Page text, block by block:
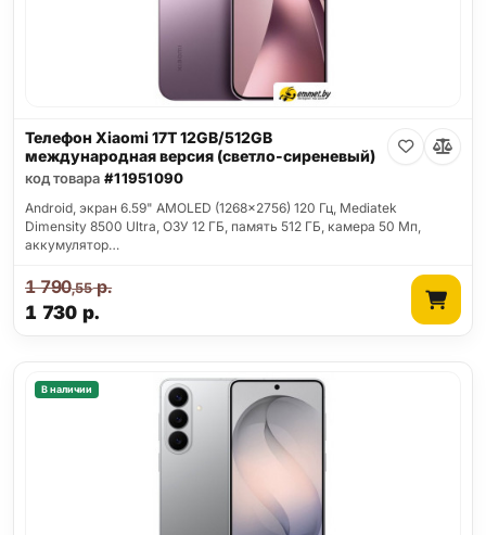
Телефон Xiaomi 17T 12GB/512GB
международная версия (светло-сиреневый)
код товара #11951090
Android, экран 6.59" AMOLED (1268x2756) 120 Гц, Mediatek
Dimensity 8500 Ultra, ОЗУ 12 ГБ, память 512 ГБ, камера 50 Мп,
аккумулятор…
1 730 р.
1 790,55р.
В наличии